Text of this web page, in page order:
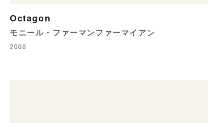
Octagon
モニール・ファーマンファーマイアン
2008